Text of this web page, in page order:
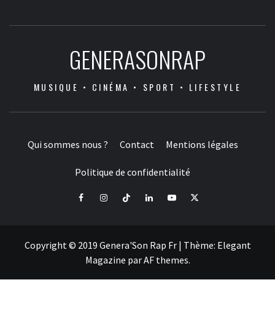
GENERASONRAP
MUSIQUE • CINÉMA • SPORT • LIFESTYLE
Qui sommes nous ? Contact Mentions légales
Politique de confidentialité
FacebookInstagramTiktok LinkedInYoutube
X
Copyright © 2019 Genera'Son Rap Fr | Thème: Elegant
Magazine parAF themes.